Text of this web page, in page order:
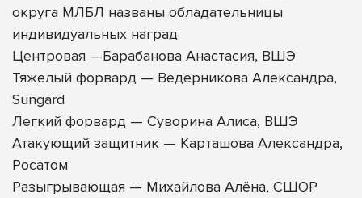
округа МЛБЛ названы обладательницы
индивидуальных наград
Центровая —Барабанова Анастасия, ВШЭ
Тяжелый форвард — Ведерникова Александра,
Sungard
Легкий форвард — Суворина Алиса, ВШЭ
Атакующий защитник — Карташова Александра,
Росатом
Разыгрывающая — Михайлова Алёна, СШОР